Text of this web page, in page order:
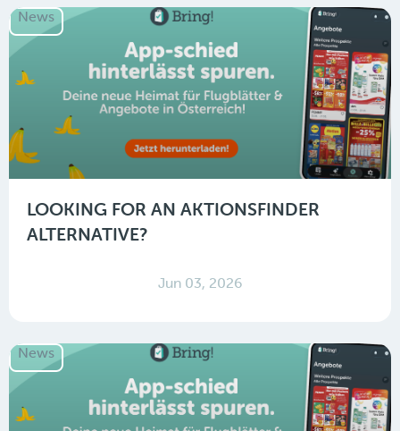
News
LOOKING FOR AN AKTIONSFINDER
ALTERNATIVE?
Jun 03, 2026
News